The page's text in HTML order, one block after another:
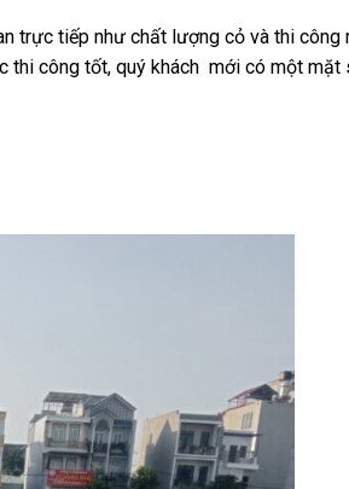
trực tiếp như chất lượng cỏ và thi công
công tốt, quý khách mới có một mặt